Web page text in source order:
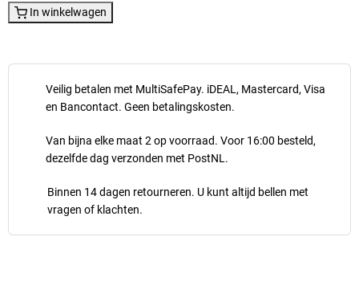
Veilig betalen met MultiSafePay. iDEAL, Mastercard, Visa
en Bancontact. Geen betalingskosten.
Van bijna elke maat 2 op voorraad. Voor 16:00 besteld,
dezelfde dag verzonden met PostNL.
Binnen 14 dagen retourneren. U kunt altijd bellen met
vragen of klachten.
In winkelwagen